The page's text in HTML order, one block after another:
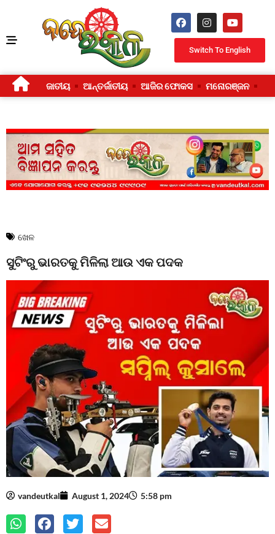
Switch To English
ଜାତୀୟ ଆନ୍ତର୍ଜାତୀୟ ଆଜିର ଫୋକସ ମନୋରଞ୍ଜନ
ଖେଳ
ସୁଟିଂରୁ ଭାରତକୁ ମିଳିଲା ଆଉ ଏକ ପଦକ
vandeutkal August 1, 2024 5:58 pm